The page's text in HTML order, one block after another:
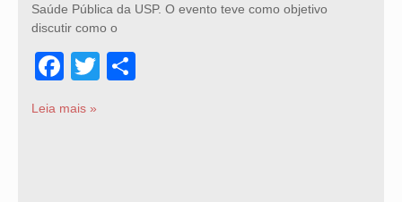
Saúde Pública da USP. O evento teve como objetivo
discutir como o
Facebook
Twitter
Leia mais »